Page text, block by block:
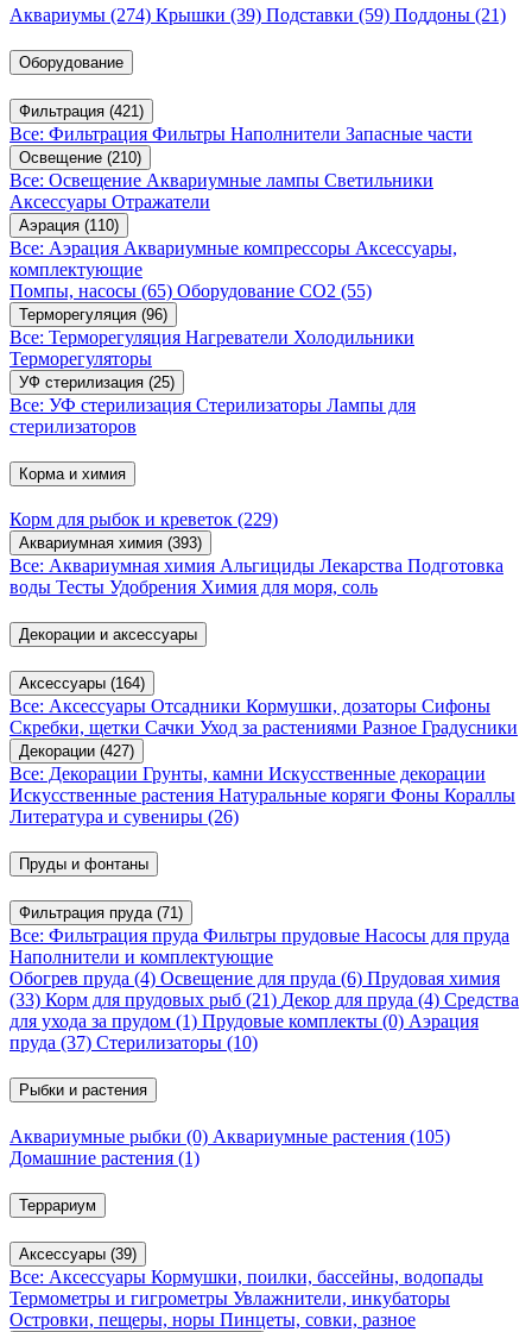
Аквариумы (274) Крышки (39) Подставки (59) Поддоны (21)
Оборудование
Фильтрация (421)
Все: Фильтрация Фильтры Наполнители Запасные части
Освещение (210)
Все: Освещение Аквариумные лампы Светильники
Аксессуары Отражатели
Аэрация (110)
Все: Аэрация Аквариумные компрессоры Аксессуары,
комплектующие
Помпы, насосы (65) Оборудование CO2 (55)
Терморегуляция (96)
Все: Терморегуляция Нагреватели Холодильники
Терморегуляторы
УФ стерилизация (25)
Все: УФ стерилизация Стерилизаторы Лампы для
стерилизаторов
Корма и химия
Корм для рыбок и креветок (229)
Аквариумная химия (393)
Все: Аквариумная химия Альгициды Лекарства Подготовка
воды Тесты Удобрения Химия для моря, соль
Декорации и аксессуары
Аксессуары (164)
Все: Аксессуары Отсадники Кормушки, дозаторы Сифоны
Скребки, щетки Сачки Уход за растениями Разное Градусники
Декорации (427)
Все: Декорации Грунты, камни Искусственные декорации
Искусственные растения Натуральные коряги Фоны Кораллы
Литература и сувениры (26)
Пруды и фонтаны
Фильтрация пруда (71)
Все: Фильтрация пруда Фильтры прудовые Насосы для пруда
Наполнители и комплектующие
Обогрев пруда (4) Освещение для пруда (6) Прудовая химия
(33) Корм для прудовых рыб (21) Декор для пруда (4) Средства
для ухода за прудом (1) Прудовые комплекты (0) Аэрация
пруда (37) Стерилизаторы (10)
Рыбки и растения
Аквариумные рыбки (0) Аквариумные растения (105)
Домашние растения (1)
Террариум
Аксессуары (39)
Все: Аксессуары Кормушки, поилки, бассейны, водопады
Термометры и гигрометры Увлажнители, инкубаторы
Островки, пещеры, норы Пинцеты, совки, разное